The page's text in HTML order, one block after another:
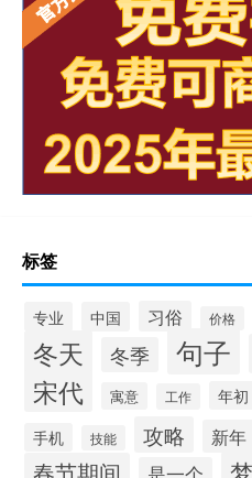
标签
专业 中国 习俗 价格
冬天 冬季 句子
宋代 寓意 工作 年初
手机 技能 攻略 新年